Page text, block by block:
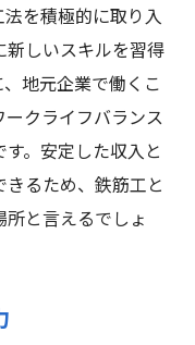
を積極的に取り入
しいスキルを習得
地元企業で働くこ
クライフバランス
。安定した収入と
るため、鉄筋工と
と言えるでしょ